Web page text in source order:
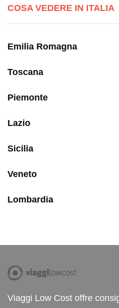
COSA VEDERE IN ITALIA
Emilia Romagna
Toscana
Piemonte
Lazio
Sicilia
Veneto
Lombardia
Viaggi Low Cost offre